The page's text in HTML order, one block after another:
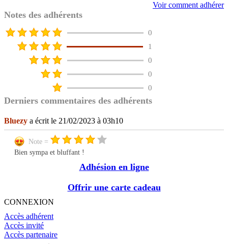
Voir comment adhérer
Notes des adhérents
0
1
0
0
0
Derniers commentaires des adhérents
Bluezy a écrit le 21/02/2023 à 03h10
Note =
Bien sympa et bluffant !
Adhésion en ligne
Offrir une carte cadeau
CONNEXION
Accès adhérent
Accès invité
Accès partenaire